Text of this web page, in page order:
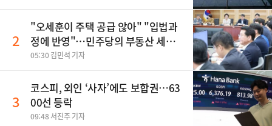
2
"오세훈이 주택 공급 않아" "입법과
정에 반영"…민주당의 부동산 세제
개편 해법은
05:30 김민석 기자
3
코스피, 외인 ‘사자’에도 보합권…63
00선 등락
09:48 서진주 기자